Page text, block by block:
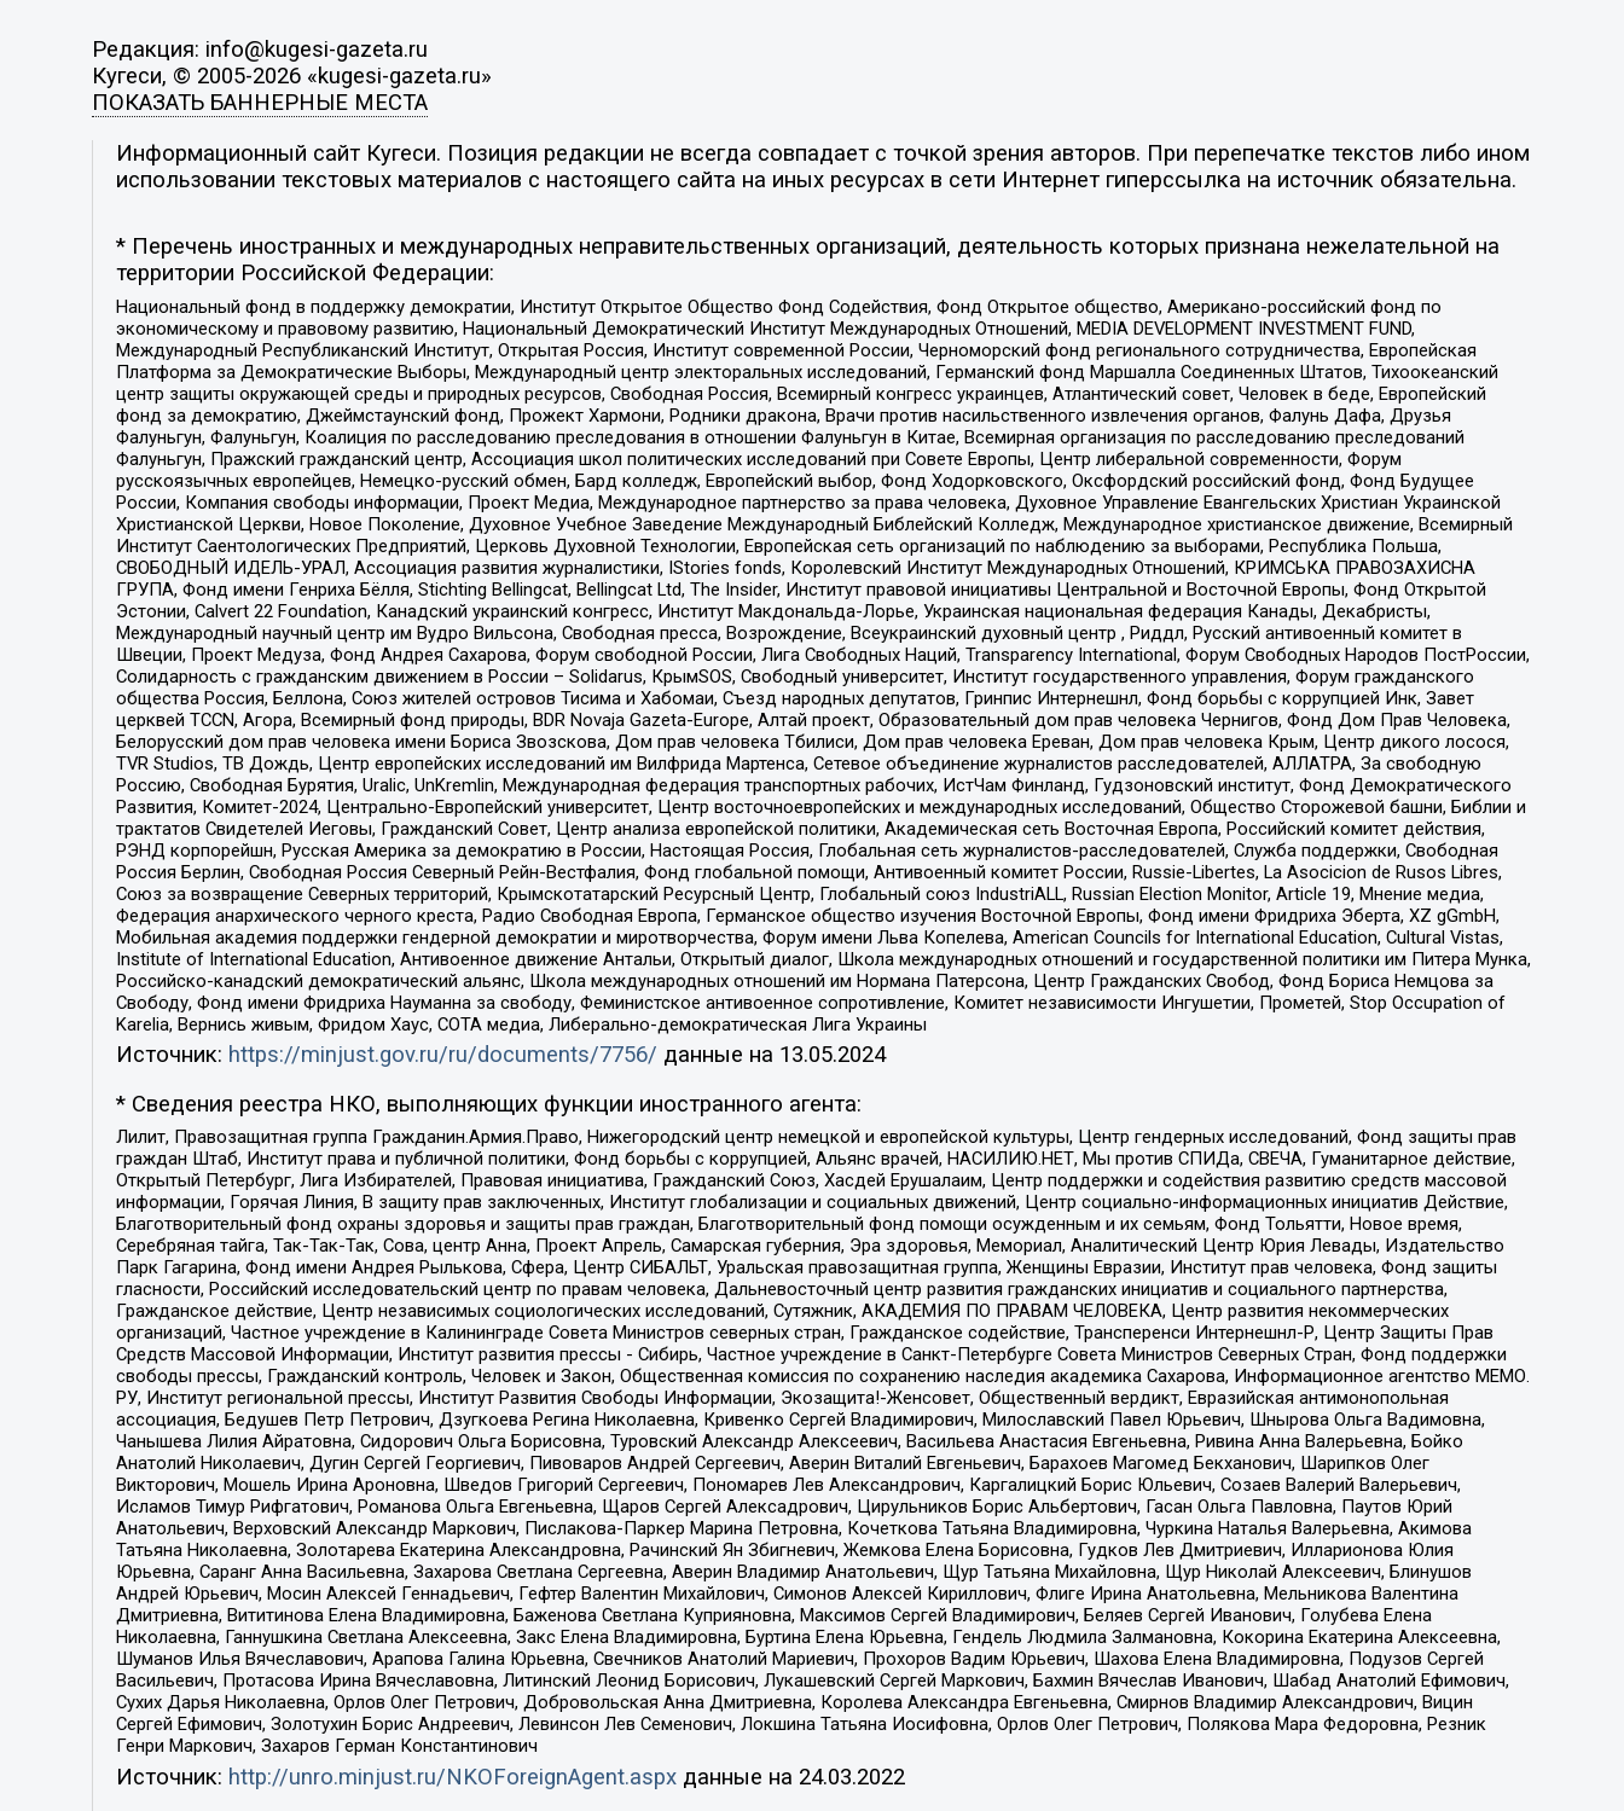
Редакция: info@kugesi-gazeta.ru
Кугеси, © 2005-2026 «kugesi-gazeta.ru»
ПОКАЗАТЬ БАННЕРНЫЕ МЕСТА
Информационный сайт Кугеси. Позиция редакции не всегда совпадает с точкой зрения авторов. При перепечатке текстов либо ином
использовании текстовых материалов с настоящего сайта на иных ресурсах в сети Интернет гиперссылка на источник обязательна.
* Перечень иностранных и международных неправительственных организаций, деятельность которых признана нежелательной на
территории Российской Федерации:
Национальный фонд в поддержку демократии, Институт Открытое Общество Фонд Содействия, Фонд Открытое общество, Американо-российский фонд по
экономическому и правовому развитию, Национальный Демократический Институт Международных Отношений, MEDIA DEVELOPMENT INVESTMENT FUND,
Международный Республиканский Институт, Открытая Россия, Институт современной России, Черноморский фонд регионального сотрудничества, Европейская
Платформа за Демократические Выборы, Международный центр электоральных исследований, Германский фонд Маршалла Соединенных Штатов, Тихоокеанский
центр защиты окружающей среды и природных ресурсов, Свободная Россия, Всемирный конгресс украинцев, Атлантический совет, Человек в беде, Европейский
фонд за демократию, Джеймстаунский фонд, Прожект Хармони, Родники дракона, Врачи против насильственного извлечения органов, Фалунь Дафа, Друзья
Фалуньгун, Фалуньгун, Коалиция по расследованию преследования в отношении Фалуньгун в Китае, Всемирная организация по расследованию преследований
Фалуньгун, Пражский гражданский центр, Ассоциация школ политических исследований при Совете Европы, Центр либеральной современности, Форум
русскоязычных европейцев, Немецко-русский обмен, Бард колледж, Европейский выбор, Фонд Ходорковского, Оксфордский российский фонд, Фонд Будущее
России, Компания свободы информации, Проект Медиа, Международное партнерство за права человека, Духовное Управление Евангельских Христиан Украинской
Христианской Церкви, Новое Поколение, Духовное Учебное Заведение Международный Библейский Колледж, Международное христианское движение, Всемирный
Институт Саентологических Предприятий, Церковь Духовной Технологии, Европейская сеть организаций по наблюдению за выборами, Республика Польша,
СВОБОДНЫЙ ИДЕЛЬ-УРАЛ, Ассоциация развития журналистики, IStories fonds, Королевский Институт Международных Отношений, КРИМСЬКА ПРАВОЗАХИСНА
ГРУПА, Фонд имени Генриха Бёлля, Stichting Bellingcat, Bellingcat Ltd, The Insider, Институт правовой инициативы Центральной и Восточной Европы, Фонд Открытой
Эстонии, Calvert 22 Foundation, Канадский украинский конгресс, Институт Макдональда-Лорье, Украинская национальная федерация Канады, Декабристы,
Международный научный центр им Вудро Вильсона, Свободная пресса, Возрождение, Всеукраинский духовный центр , Риддл, Русский антивоенный комитет в
Швеции, Проект Медуза, Фонд Андрея Сахарова, Форум свободной России, Лига Свободных Наций, Transparеncy International, Форум Свободных Народов ПостРоссии,
Солидарность с гражданским движением в России – Solidarus, КрымSOS, Свободный университет, Институт государственного управления, Форум гражданского
общества Россия, Беллона, Союз жителей островов Тисима и Хабомаи, Съезд народных депутатов, Гринпис Интернешнл, Фонд борьбы с коррупцией Инк, Завет
церквей TCCN, Агора, Всемирный фонд природы, BDR Novaja Gazeta-Europe, Алтай проект, Образовательный дом прав человека Чернигов, Фонд Дом Прав Человека,
Белорусский дом прав человека имени Бориса Звозскова, Дом прав человека Тбилиси, Дом прав человека Ереван, Дом прав человека Крым, Центр дикого лосося,
TVR Studios, ТВ Дождь, Центр европейских исследований им Вилфрида Мартенса, Сетевое объединение журналистов расследователей, АЛЛАТРА, За свободную
Россию, Свободная Бурятия, Uralic, UnKremlin, Международная федерация транспортных рабочих, ИстЧам Финланд, Гудзоновский институт, Фонд Демократического
Развития, Комитет-2024, Центрально-Европейский университет, Центр восточноевропейских и международных исследований, Общество Сторожевой башни, Библии и
трактатов Свидетелей Иеговы, Гражданский Совет, Центр анализа европейской политики, Академическая сеть Восточная Европа, Российский комитет действия,
РЭНД корпорейшн, Русская Америка за демократию в России, Настоящая Россия, Глобальная сеть журналистов-расследователей, Служба поддержки, Свободная
Россия Берлин, Свободная Россия Северный Рейн-Вестфалия, Фонд глобальной помощи, Антивоенный комитет России, Russie-Libertes, La Asocicion de Rusos Libres,
Союз за возвращение Северных территорий, Крымскотатарский Ресурсный Центр, Глобальный союз IndustriALL, Russian Election Monitor, Article 19, Мнение медиа,
Федерация анархического черного креста, Радио Свободная Европа, Германское общество изучения Восточной Европы, Фонд имени Фридриха Эберта, XZ gGmbH,
Мобильная академия поддержки гендерной демократии и миротворчества, Форум имени Льва Копелева, American Councils for International Education, Cultural Vistas,
Institute of International Education, Антивоенное движение Антальи, Открытый диалог, Школа международных отношений и государственной политики им Питера Мунка,
Российско-канадский демократический альянс, Школа международных отношений им Нормана Патерсона, Центр Гражданских Свобод, Фонд Бориса Немцова за
Свободу, Фонд имени Фридриха Науманна за свободу, Феминистское антивоенное сопротивление, Комитет независимости Ингушетии, Прометей, Stop Occupation of
Karelia, Вернись живым, Фридом Хаус, СОТА медиа, Либерально-демократическая Лига Украины
Источник: https://minjust.gov.ru/ru/documents/7756/ данные на 13.05.2024
* Сведения реестра НКО, выполняющих функции иностранного агента:
Лилит, Правозащитная группа Гражданин.Армия.Право, Нижегородский центр немецкой и европейской культуры, Центр гендерных исследований, Фонд защиты прав
граждан Штаб, Институт права и публичной политики, Фонд борьбы с коррупцией, Альянс врачей, НАСИЛИЮ.НЕТ, Мы против СПИДа, СВЕЧА, Гуманитарное действие,
Открытый Петербург, Лига Избирателей, Правовая инициатива, Гражданский Союз, Хасдей Ерушалаим, Центр поддержки и содействия развитию средств массовой
информации, Горячая Линия, В защиту прав заключенных, Институт глобализации и социальных движений, Центр социально-информационных инициатив Действие,
Благотворительный фонд охраны здоровья и защиты прав граждан, Благотворительный фонд помощи осужденным и их семьям, Фонд Тольятти, Новое время,
Серебряная тайга, Так-Так-Так, Сова, центр Анна, Проект Апрель, Самарская губерния, Эра здоровья, Мемориал, Аналитический Центр Юрия Левады, Издательство
Парк Гагарина, Фонд имени Андрея Рылькова, Сфера, Центр СИБАЛЬТ, Уральская правозащитная группа, Женщины Евразии, Институт прав человека, Фонд защиты
гласности, Российский исследовательский центр по правам человека, Дальневосточный центр развития гражданских инициатив и социального партнерства,
Гражданское действие, Центр независимых социологических исследований, Сутяжник, АКАДЕМИЯ ПО ПРАВАМ ЧЕЛОВЕКА, Центр развития некоммерческих
организаций, Частное учреждение в Калининграде Совета Министров северных стран, Гражданское содействие, Трансперенси Интернешнл-Р, Центр Защиты Прав
Средств Массовой Информации, Институт развития прессы - Сибирь, Частное учреждение в Санкт-Петербурге Совета Министров Северных Стран, Фонд поддержки
свободы прессы, Гражданский контроль, Человек и Закон, Общественная комиссия по сохранению наследия академика Сахарова, Информационное агентство МЕМО.
РУ, Институт региональной прессы, Институт Развития Свободы Информации, Экозащита!-Женсовет, Общественный вердикт, Евразийская антимонопольная
ассоциация, Бедушев Петр Петрович, Дзугкоева Регина Николаевна, Кривенко Сергей Владимирович, Милославский Павел Юрьевич, Шнырова Ольга Вадимовна,
Чанышева Лилия Айратовна, Сидорович Ольга Борисовна, Туровский Александр Алексеевич, Васильева Анастасия Евгеньевна, Ривина Анна Валерьевна, Бойко
Анатолий Николаевич, Дугин Сергей Георгиевич, Пивоваров Андрей Сергеевич, Аверин Виталий Евгеньевич, Барахоев Магомед Бекханович, Шарипков Олег
Викторович, Мошель Ирина Ароновна, Шведов Григорий Сергеевич, Пономарев Лев Александрович, Каргалицкий Борис Юльевич, Созаев Валерий Валерьевич,
Исламов Тимур Рифгатович, Романова Ольга Евгеньевна, Щаров Сергей Алексадрович, Цирульников Борис Альбертович, Гасан Ольга Павловна, Паутов Юрий
Анатольевич, Верховский Александр Маркович, Пислакова-Паркер Марина Петровна, Кочеткова Татьяна Владимировна, Чуркина Наталья Валерьевна, Акимова
Татьяна Николаевна, Золотарева Екатерина Александровна, Рачинский Ян Збигневич, Жемкова Елена Борисовна, Гудков Лев Дмитриевич, Илларионова Юлия
Юрьевна, Саранг Анна Васильевна, Захарова Светлана Сергеевна, Аверин Владимир Анатольевич, Щур Татьяна Михайловна, Щур Николай Алексеевич, Блинушов
Андрей Юрьевич, Мосин Алексей Геннадьевич, Гефтер Валентин Михайлович, Симонов Алексей Кириллович, Флиге Ирина Анатольевна, Мельникова Валентина
Дмитриевна, Вититинова Елена Владимировна, Баженова Светлана Куприяновна, Максимов Сергей Владимирович, Беляев Сергей Иванович, Голубева Елена
Николаевна, Ганнушкина Светлана Алексеевна, Закс Елена Владимировна, Буртина Елена Юрьевна, Гендель Людмила Залмановна, Кокорина Екатерина Алексеевна,
Шуманов Илья Вячеславович, Арапова Галина Юрьевна, Свечников Анатолий Мариевич, Прохоров Вадим Юрьевич, Шахова Елена Владимировна, Подузов Сергей
Васильевич, Протасова Ирина Вячеславовна, Литинский Леонид Борисович, Лукашевский Сергей Маркович, Бахмин Вячеслав Иванович, Шабад Анатолий Ефимович,
Сухих Дарья Николаевна, Орлов Олег Петрович, Добровольская Анна Дмитриевна, Королева Александра Евгеньевна, Смирнов Владимир Александрович, Вицин
Сергей Ефимович, Золотухин Борис Андреевич, Левинсон Лев Семенович, Локшина Татьяна Иосифовна, Орлов Олег Петрович, Полякова Мара Федоровна, Резник
Генри Маркович, Захаров Герман Константинович
Источник: http://unro.minjust.ru/NKOForeignAgent.aspxданные на 24.03.2022